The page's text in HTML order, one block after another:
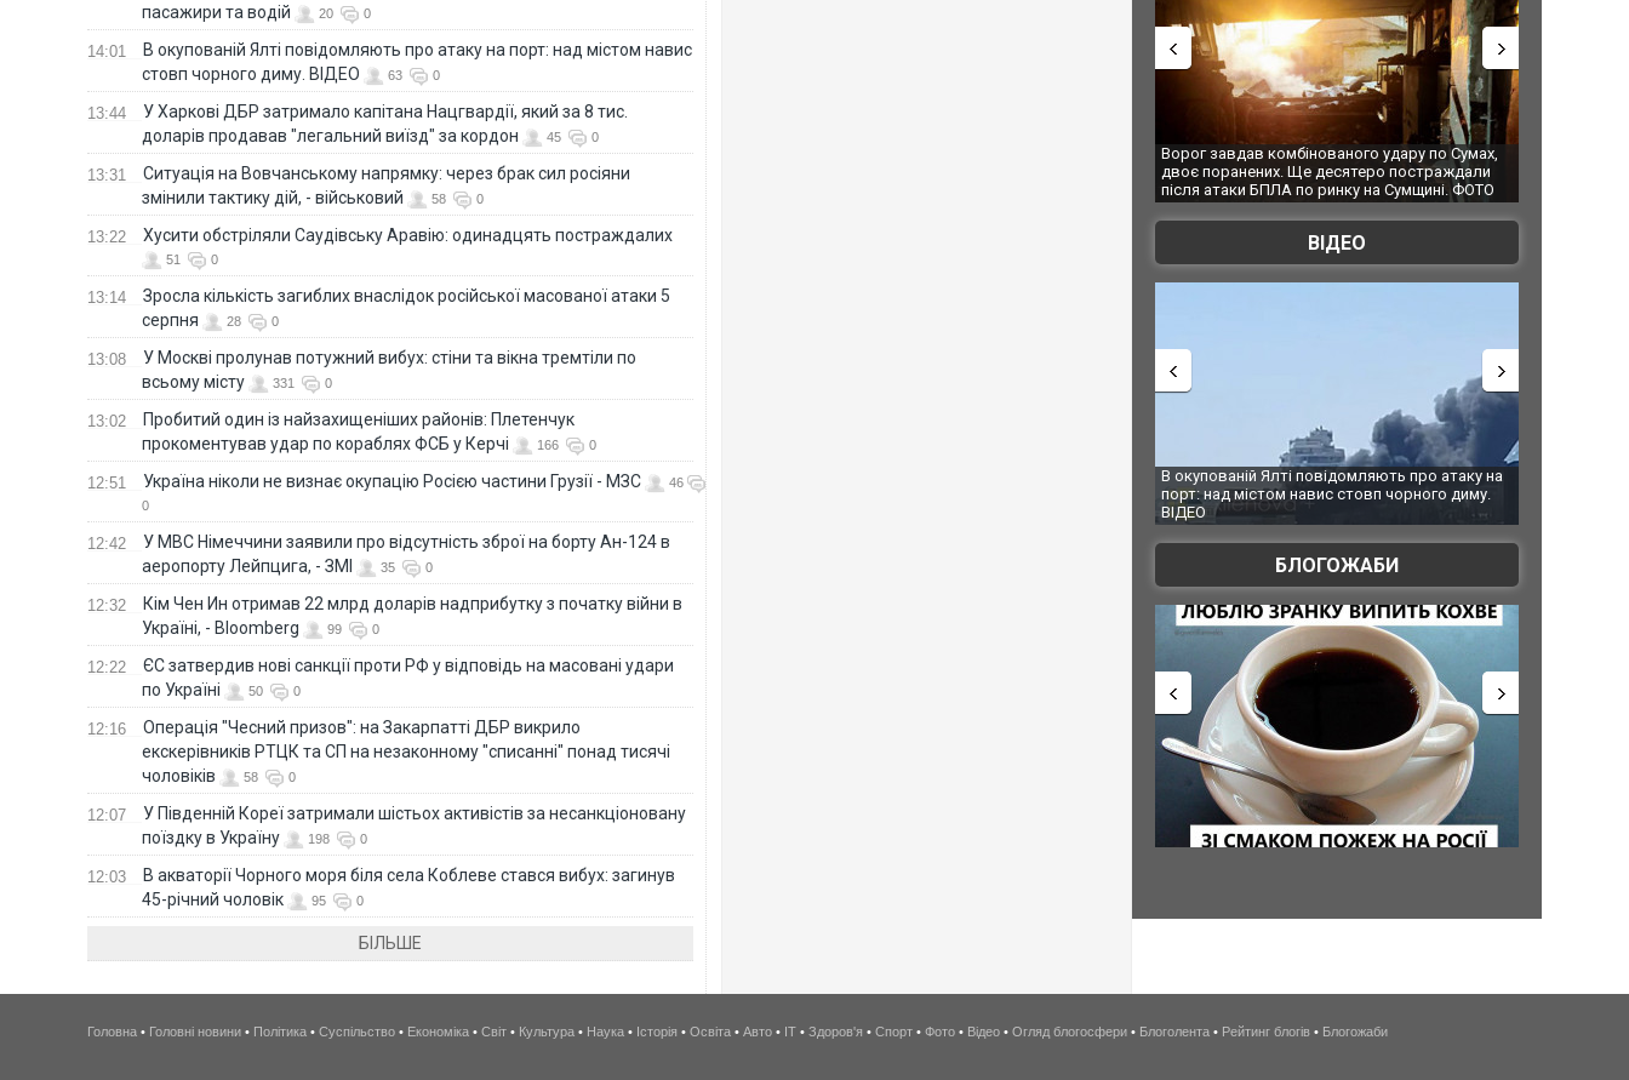
пасажири та водій
20 0
14:01
В окупованій Ялті повідомляють про атаку на порт: над містом навис
стовп чорного диму. ВІДЕО
63 0
13:44
У Харкові ДБР затримало капітана Нацгвардії, який за 8 тис.
доларів продавав "легальний виїзд" за кордон
45 0
13:31
Ситуація на Вовчанському напрямку: через брак сил росіяни
змінили тактику дій, - військовий
58 0
13:22 Хусити обстріляли Саудівську Аравію: одинадцять постраждалих
51 0
13:14
Зросла кількість загиблих внаслідок російської масованої атаки 5
серпня
28 0
13:08
У Москві пролунав потужний вибух: стіни та вікна тремтіли по
всьому місту
331 0
13:02
Пробитий один із найзахищеніших районів: Плетенчук
прокоментував удар по кораблях ФСБ у Керчі
166 0
12:51 Україна ніколи не визнає окупацію Росією частини Грузії - МЗС
46
0
12:42
У МВС Німеччини заявили про відсутність зброї на борту Ан-124 в
аеропорту Лейпцига, - ЗМІ
35 0
12:32
Кім Чен Ин отримав 22 млрд доларів надприбутку з початку війни в
Україні, - Bloomberg
99 0
12:22
ЄС затвердив нові санкції проти РФ у відповідь на масовані удари
по Україні
50 0
12:16
Операція "Чесний призов": на Закарпатті ДБР викрило
екскерівників РТЦК та СП на незаконному "списанні" понад тисячі
чоловіків
58 0
12:07
У Південній Кореї затримали шістьох активістів за несанкціоновану
поїздку в Україну
198 0
12:03
В акваторії Чорного моря біля села Коблеве стався вибух: загинув
45-річний чоловік
95 0
БІЛЬШЕ
Ворог завдав комбінованого удару по Сумах,
двоє поранених. Ще десятеро постраждали
після атаки БПЛА по ринку на Сумщині. ФОТО
За 2000 кілометрів
Єкатеринбурзі після
склад Wildberries.
ВІДЕО
В окупованій Ялті повідомляють про атаку на
порт: над містом навис стовп чорного диму.
За 2000 кілометрів
Єкатеринбурзі після
склад Wildberries.
БЛОГОЖАБИ
Головна • Головні новини • Політика • Суспільство • Економіка • Світ • Культура • Наука • Історія • Освіта • Авто • IT • Здоров'я • Спорт • Фото • Відео • Огляд блогосфери • Блоголента • Рейтинг блогів • Блогожаби